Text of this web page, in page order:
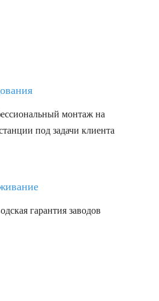
монтаж на
под задачи клиента
гарантия заводов